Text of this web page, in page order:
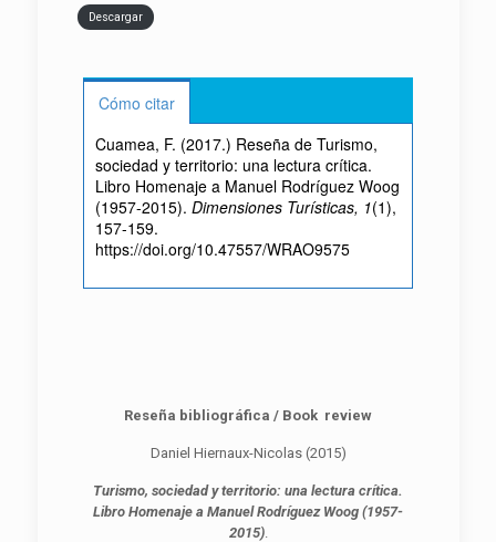
Descargar
Cómo citar
Cuamea, F. (2017.) Reseña de Turismo,
sociedad y territorio: una lectura crítica.
Libro Homenaje a Manuel Rodríguez Woog
(1957-2015). Dimensiones Turísticas, 1(1),
157-159.
https://doi.org/10.47557/WRAO9575
Reseña bibliográfica / Book review
Daniel Hiernaux-Nicolas (2015)
Turismo, sociedad y territorio: una lectura crítica.
Libro Homenaje a Manuel Rodríguez Woog (1957-
2015).